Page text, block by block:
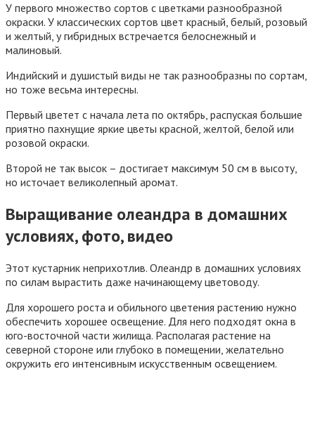
У первого множество сортов с цветками разнообразной
окраски. У классических сортов цвет красный, белый, розовый
и желтый, у гибридных встречается белоснежный и
малиновый.
Индийский и душистый виды не так разнообразны по сортам,
но тоже весьма интересны.
Первый цветет с начала лета по октябрь, распуская большие
приятно пахнущие яркие цветы красной, желтой, белой или
розовой окраски.
Второй не так высок – достигает максимум 50 см в высоту,
но источает великолепный аромат.
Выращивание олеандра в домашних
условиях, фото, видео
Этот кустарник неприхотлив. Олеандр в домашних условиях
по силам вырастить даже начинающему цветоводу.
Для хорошего роста и обильного цветения растению нужно
обеспечить хорошее освещение. Для него подходят окна в
юго-восточной части жилища. Располагая растение на
северной стороне или глубоко в помещении, желательно
окружить его интенсивным искусственным освещением.